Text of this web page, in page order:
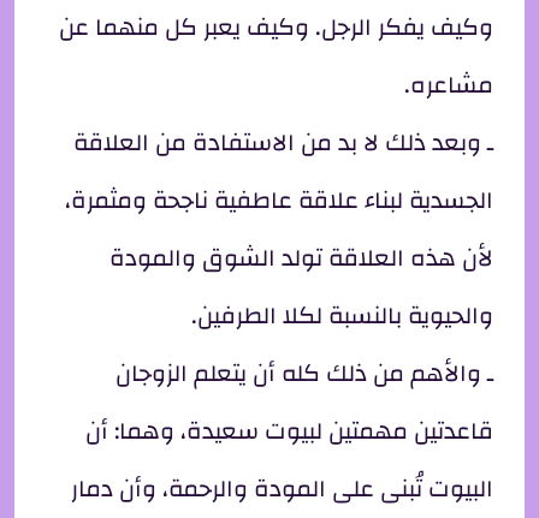
وكيف يفكر الرجل. وكيف يعبر كل منهما عن
مشاعره.
ـ وبعد ذلك لا بد من الاستفادة من العلاقة
الجسدية لبناء علاقة عاطفية ناجحة ومثمرة،
لأن هذه العلاقة تولد الشوق والمودة
والحيوية بالنسبة لكلا الطرفين.
ـ والأهم من ذلك كله أن يتعلم الزوجان
قاعدتين مهمتين لبيوت سعيدة، وهما: أن
البيوت تُبنى على المودة والرحمة، وأن دمار